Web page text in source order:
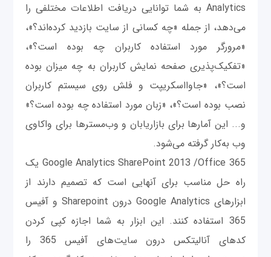
Analytics به شما توانایی دریافت اطلاعات مختلفی را
می‌دهد، از جمله «چه کسانی از سایت بازدید کرده‌اند؟»،
«مرورگر مورد استفاده‌ کاربران چه بوده است؟»،
«تفکیک‌پذیری صفحه ‌نمایش کاربران به چه میزان بوده
است؟»، «جاوااسکریپت و فلش روی سیستم کاربران
نصب بوده است؟»، «زبان مورد استفاده چه بوده است؟»
و... این آمارها برای بازاریابان و وب‌مسترها برای واکاوی
وب به‌کار گرفته می‌شود.
Google Analytics SharePoint 2013 /Office 365 یک
راه حل مناسب برای آنهایی است که تصمیم دارند از
ابزارهای Google Analytics درون Sharepoint و آفیس
365 استفاده کنند. این ابزار به شما اجازه کپی‌ کردن
کدهای آنالیتکس درون سایت‌های آفیس 365 را